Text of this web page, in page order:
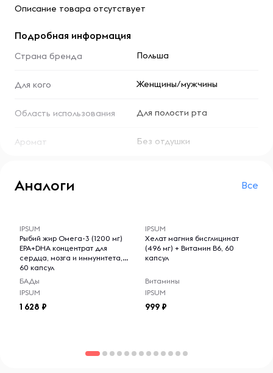
Описание товара отсутствует
Подробная информация
Страна бренда Польша
Для кого Женщины/мужчины
Область использования Для полости рта
Аромат Без отдушки
Аналоги Все
IPSUM
Рыбий жир Омега-3 (1200 мг)
EPA+DHA концентрат для
сердца, мозга и иммунитета,
60 капсул
БАДы
IPSUM
1 628
IPSUM
Хелат магния бисглицинат
(496 мг) + Витамин B6, 60
капсул
Витамины
IPSUM
999